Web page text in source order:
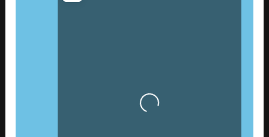
Cargando…